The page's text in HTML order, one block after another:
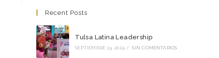
Recent Posts
Tulsa Latina Leadership
SEPTIEMBRE 19, 2024 / SIN COMENTARIOS